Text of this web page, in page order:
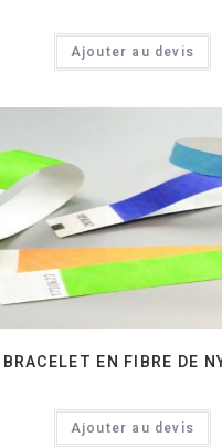
Ajouter au devis
BRACELET EN FIBRE DE
Ajouter au devis